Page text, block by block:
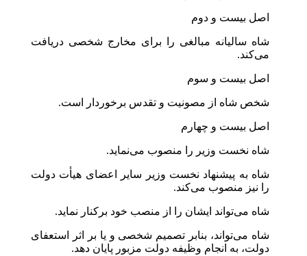
اصل بیست و دوم
شاه سالیانه مبالغی را برای مخارج شخصی دریافت
می‌کند.
اصل بیست و سوم
شخص شاه از مصونیت و تقدس برخوردار است.
اصل بیست و چهارم
شاه نخست وزیر را منصوب می‌نماید.
شاه به پیشنهاد نخست وزیر سایر اعضای هیأت دولت
را نیز منصوب می‌کند.
شاه می‌تواند ایشان را از منصب خود برکنار نماید.
شاه می‌تواند، بنابر تصمیم شخصی و یا بر اثر استعفای
دولت، به انجام وظیفه دولت مزبور پایان دهد.